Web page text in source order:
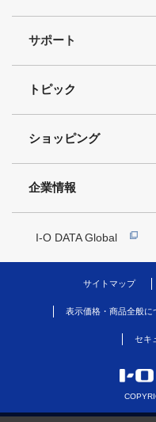
サポート
トピック
ショッピング
企業情報
I-O DATA Global
サイトマップ
表示価格・商品全般に
セキ